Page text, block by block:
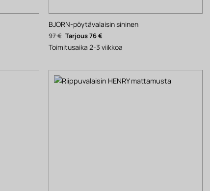
BJORN-pöytävalaisin sininen
97€ Alkuperäinen
hinta
oli:
97 €.
76€
on:
76 €.
Toimitusaika 2-3 viikkoa